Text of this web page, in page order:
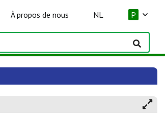
À propos de nous NL P